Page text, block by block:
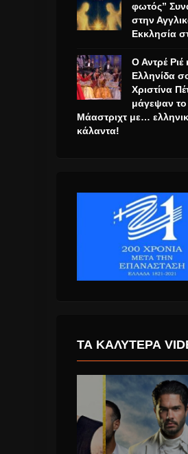
φωτός”
στην
Εκκλησία
Ο Αντρέ Ριέ
Ελληνίδα
Χριστίνα
μάγεψαν το
Μάαστριχτ με…
κάλαντα!
ΤΑ ΚΑΛΎΤΕΡΑ